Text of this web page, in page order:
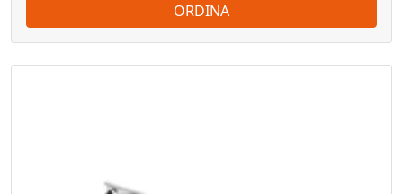
ORDINA